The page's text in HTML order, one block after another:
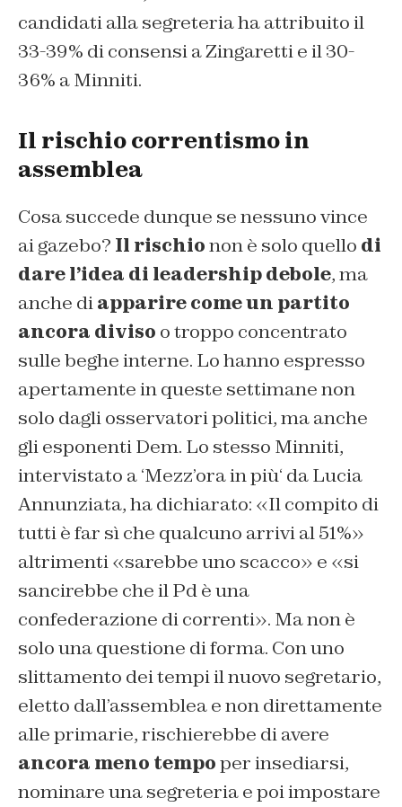
candidati alla segreteria ha attribuito il
33-39% di consensi a Zingaretti e il 30-
36% a Minniti.
Il rischio correntismo in
assemblea
Cosa succede dunque se nessuno vince
ai gazebo? Il rischionon è solo quello di
dare l’idea di leadership debole, ma
anche diapparire come un partito
ancora diviso o troppo concentrato
sulle beghe interne. Lo hanno espresso
apertamente in queste settimane non
solo dagli osservatori politici, ma anche
gli esponenti Dem. Lo stesso Minniti,
intervistato a ‘Mezz’ora in più‘ da Lucia
Annunziata, ha dichiarato: «Il compito di
tutti è far sì che qualcuno arrivi al 51%»
altrimenti «sarebbe uno scacco» e «si
sancirebbe che il Pd è una
confederazione di correnti». Ma non è
solo una questione di forma. Con uno
slittamento dei tempi il nuovo segretario,
eletto dall’assemblea e non direttamente
alle primarie, rischierebbe di avere
ancora meno tempoper insediarsi,
nominare una segreteria e poi impostare